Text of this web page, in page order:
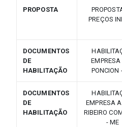
PROPOSTA
PREÇOS
DOCUMENTOS
DE
HABILITAÇÃO
EMPRESA
PONCION
DOCUMENTOS
DE
HABILITAÇÃO
EMPRESA
RIBEIRO
- ME